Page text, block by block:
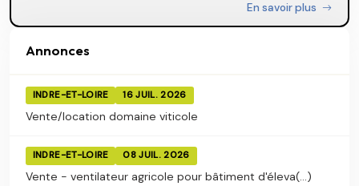
En savoir plus
Annonces
INDRE-ET-LOIRE 16 JUIL. 2026
Vente/location domaine viticole
INDRE-ET-LOIRE 08 JUIL. 2026
Vente - ventilateur agricole pour bâtiment d'éleva(...)